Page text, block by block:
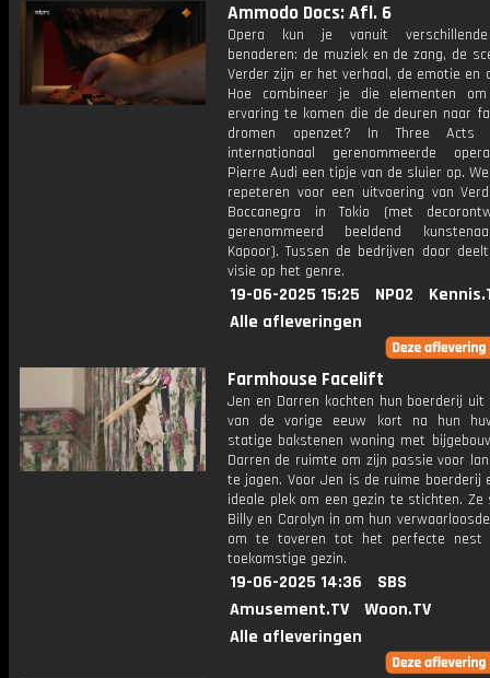
Ammodo Docs: Afl. 6
Opera kun je vanuit
benaderen: de muziek en de zang, de
Verder zijn er het verhaal, de emotie en
Hoe combineer je die elementen
ervaring te komen die de deuren naar
dromen openzet? In Three
internationaal gerenommeerde
Pierre Audi een tipje van de sluier op.
repeteren voor een uitvoering van
Boccanegra in Tokio (met
gerenommeerd beeldend
Kapoor). Tussen de bedrijven door
visie op het genre.
19-06-2025 15:25 NPO2
Alle afleveringen
Farmhouse Facelift
Jen en Darren kochten hun boerderij
van de vorige eeuw kort na hun
statige bakstenen woning met
Darren de ruimte om zijn passie voor
te jagen. Voor Jen is de ruime boerderij
ideale plek om een gezin te stichten. Ze
Billy en Carolyn in om hun
om te toveren tot het perfecte nest
toekomstige gezin.
19-06-2025 14:36
SBS
Amusement.TV
Woon.TV
Alle afleveringen